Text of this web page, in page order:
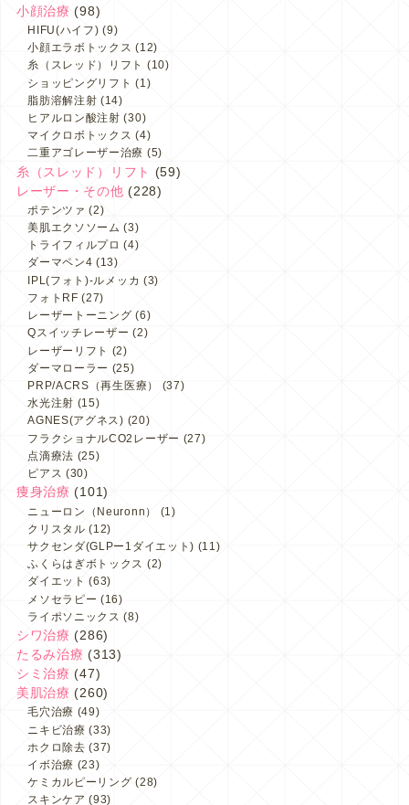
小顔治療 (98)
HIFU(ハイフ) (9)
小顔エラボトックス (12)
糸（スレッド）リフト (10)
ショッピングリフト (1)
脂肪溶解注射 (14)
ヒアルロン酸注射 (30)
マイクロボトックス (4)
二重アゴレーザー治療 (5)
糸（スレッド）リフト
(59)
レーザー・その他 (228)
ポテンツァ (2)
美肌エクソソーム (3)
トライフィルプロ (4)
ダーマペン4 (13)
IPL(フォト)-ルメッカ (3)
フォトRF (27)
レーザートーニング (6)
Qスイッチレーザー (2)
レーザーリフト (2)
ダーマローラー (25)
PRP/ACRS（再生医療）
(37)
水光注射 (15)
AGNES(アグネス) (20)
フラクショナルCO2レーザー (27)
点滴療法 (25)
ピアス (30)
痩身治療 (101)
ニューロン（Neuronn）
(1)
クリスタル (12)
サクセンダ(GLPー1ダイエット) (11)
ふくらはぎボトックス (2)
ダイエット (63)
メソセラピー (16)
ライポソニックス (8)
シワ治療 (286)
たるみ治療 (313)
シミ治療 (47)
美肌治療 (260)
毛穴治療 (49)
ニキビ治療 (33)
ホクロ除去 (37)
イボ治療 (23)
ケミカルピーリング (28)
スキンケア (93)